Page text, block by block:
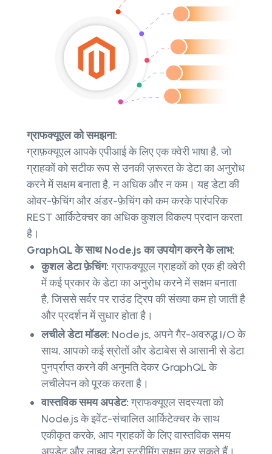
ग्राफक्यूएल को समझना:
ग्राफ़क्यूएल आपके एपीआई के लिए एक क्वेरी भाषा है, जो
ग्राहकों को सटीक रूप से उनकी ज़रूरत के डेटा का अनुरोध
करने में सक्षम बनाता है, न अधिक और न कम। यह डेटा की
ओवर-फ़ेचिंग और अंडर-फ़ेचिंग को कम करके पारंपरिक
REST आर्किटेक्चर का अधिक कुशल विकल्प प्रदान करता
है।
GraphQL के साथ Node.js का उपयोग करने के लाभ:
कुशल डेटा फ़ेचिंग:ग्राफक्यूएल ग्राहकों को एक ही क्वेरी
में कई प्रकार के डेटा का अनुरोध करने में सक्षम बनाता
है, जिससे सर्वर पर राउंड ट्रिप की संख्या कम हो जाती है
और प्रदर्शन में सुधार होता है।
लचीले डेटा मॉडल: Node.js, अपने गैर-अवरुद्ध I/O के
साथ, आपको कई स्रोतों और डेटाबेस से आसानी से डेटा
पुनर्प्राप्त करने की अनुमति देकर GraphQL के
लचीलेपन को पूरक करता है।
वास्तविक समय अपडेट:ग्राफक्यूएल सदस्यता को
Node.js के इवेंट-संचालित आर्किटेक्चर के साथ
एकीकृत करके, आप ग्राहकों के लिए वास्तविक समय